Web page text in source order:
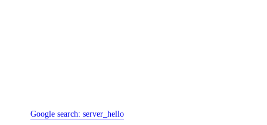
Google search:server_hello